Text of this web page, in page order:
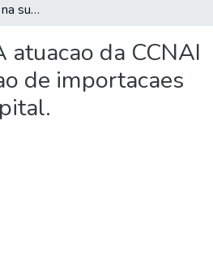
A atuacao da CCNAI na substituicao de importacaes de bensde capital.
atuacao da CCNAI
de importacaes